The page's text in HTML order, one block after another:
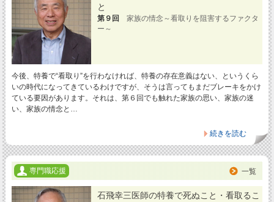
と
第９回
家族の情念～看取りを阻害するファクタ
ー～
今後、特養で“看取り”を行わなければ、特養の存在意義はない、というくら
いの時代になってきているわけですが、そうは言ってもまだブレーキをかけ
ている要因があります。それは、第６回でも触れた家族の思い、家族の迷
い、家族の情念と…
続きを読む
専門職応援 一覧
石飛幸三医師の特養で死ぬこと・看取るこ